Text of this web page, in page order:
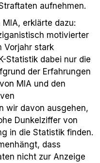
aufnehmen.
erklärte dazu:
motivierter
Vorjahr stark
Statistik dabei nur die
der Erfahrungen
MIA und den
wir davon ausgehen,
Dunkelziffer von
in die Statistik finden.
dass
nicht zur Anzeige